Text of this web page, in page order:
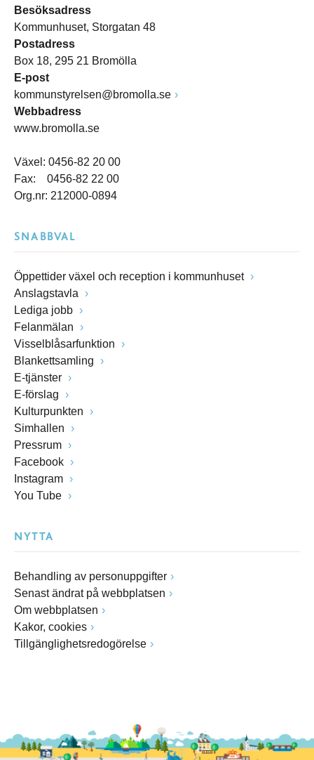
Besöksadress
Kommunhuset, Storgatan 48
Postadress
Box 18, 295 21 Bromölla
E-post
kommunstyrelsen@bromolla.se
Webbadress
www.bromolla.se
Växel: 0456-82 20 00
Fax: 0456-82 22 00
Org.nr: 212000-0894
SNABBVAL
Öppettider växel och reception i kommunhuset
Anslagstavla
Lediga jobb
Felanmälan
Visselblåsarfunktion
Blankettsamling
E-tjänster
E-förslag
Kulturpunkten
Simhallen
Pressrum
Facebook
Instagram
You Tube
NYTTA
Behandling av personuppgifter
Senast ändrat på webbplatsen
Om webbplatsen
Kakor, cookies
Tillgänglighetsredogörelse